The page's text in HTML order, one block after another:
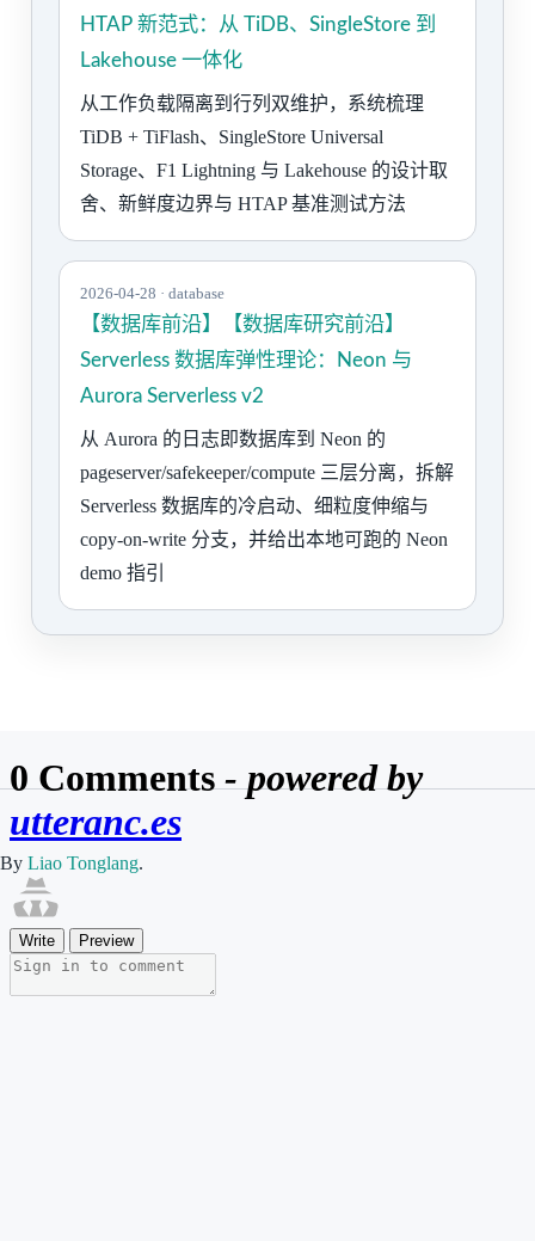
HTAP 新范式：从 TiDB、SingleStore 到
Lakehouse 一体化
从工作负载隔离到行列双维护，系统梳理
TiDB + TiFlash、SingleStore Universal
Storage、F1 Lightning 与 Lakehouse 的设计取
舍、新鲜度边界与 HTAP 基准测试方法
2026-04-28 · database
【数据库前沿】【数据库研究前沿】
Serverless 数据库弹性理论：Neon 与
Aurora Serverless v2
从 Aurora 的日志即数据库到 Neon 的
pageserver/safekeeper/compute 三层分离，拆解
Serverless 数据库的冷启动、细粒度伸缩与
copy-on-write 分支，并给出本地可跑的 Neon
demo 指引
By Liao Tonglang.